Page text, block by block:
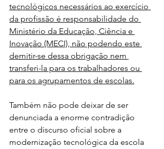
tecnológicos necessários ao exercício
da profissão é responsabilidade do
Ministério da Educação, Ciência e
Inovação (MECI), não podendo este
demitir-se dessa obrigação nem
transferi-la para os trabalhadores ou
para os agrupamentos de escolas.
Também não pode deixar de ser
denunciada a enorme contradição
entre o discurso oficial sobre a
modernização tecnológica da escola